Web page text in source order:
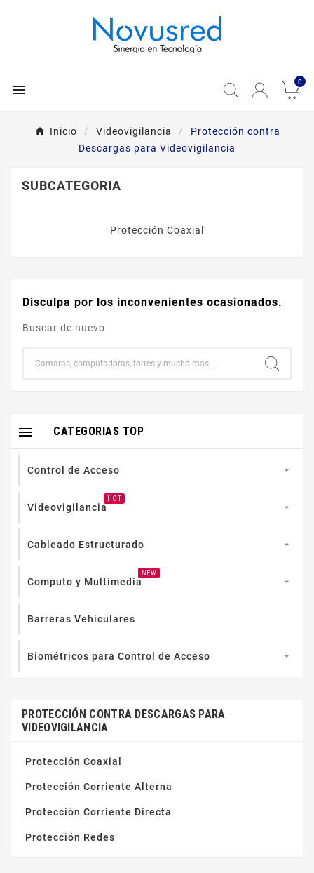
 0
Inicio Videovigilancia
Protección contra
Descargas para Videovigilancia
SUBCATEGORIA
Protección Coaxial
Disculpa por los inconvenientes ocasionados.
Buscar de nuevo
CATEGORIAS TOP

Control de Acceso 
Videovigilancia
HOT

Cableado Estructurado 
Computo y Multimedia
NEW

Barreras Vehiculares
Biométricos para Control de Acceso 
PROTECCIÓN CONTRA DESCARGAS PARA
VIDEOVIGILANCIA
Protección Coaxial
Protección Corriente Alterna
Protección Corriente Directa
Protección Redes